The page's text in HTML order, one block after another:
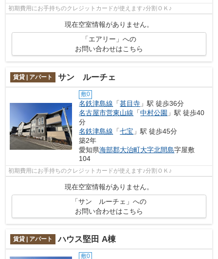
初期費用にお手持ちのクレジットカードが使えます♪分割ＯＫ♪
現在空室情報がありません。
「エアリー」への
お問い合わせはこちら
賃貸 | アパート サン ルーチェ
敷0
名鉄津島線 「甚目寺 」駅 徒歩36分
名古屋市営東山線 「中村公園 」駅 徒歩40
分
名鉄津島線 「七宝 」駅 徒歩45分
築2年
愛知県海部郡大治町大字北間島字屋敷
104
初期費用にお手持ちのクレジットカードが使えます♪分割ＯＫ♪
現在空室情報がありません。
「サン ルーチェ」への
お問い合わせはこちら
賃貸 | アパート ハウス堅田 A棟
敷0